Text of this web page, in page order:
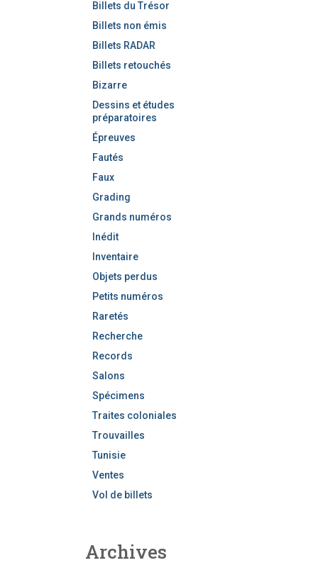
Billets du Trésor
Billets non émis
Billets RADAR
Billets retouchés
Bizarre
Dessins et études
préparatoires
Épreuves
Fautés
Faux
Grading
Grands numéros
Inédit
Inventaire
Objets perdus
Petits numéros
Raretés
Recherche
Records
Salons
Spécimens
Traites coloniales
Trouvailles
Tunisie
Ventes
Vol de billets
Archives